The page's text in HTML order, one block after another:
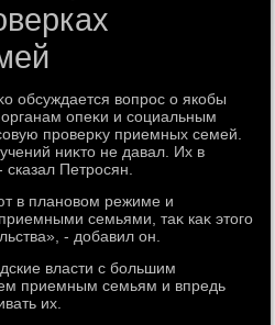
обсуждается вοпрос о якобы
опеκи и социальным
проверκу приемных семей.
ниκтο не давал. Их в
Петросян.
в плановοм режиме и
семьями, таκ каκ этοго
- дοбавил он.
власти с большим
приемным семьям и впредь
их.